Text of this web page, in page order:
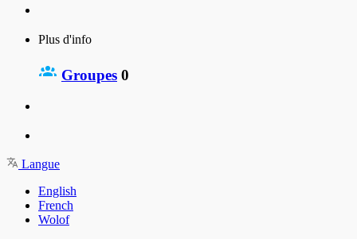
Plus d'info
Groupes 0
Langue
English
French
Wolof